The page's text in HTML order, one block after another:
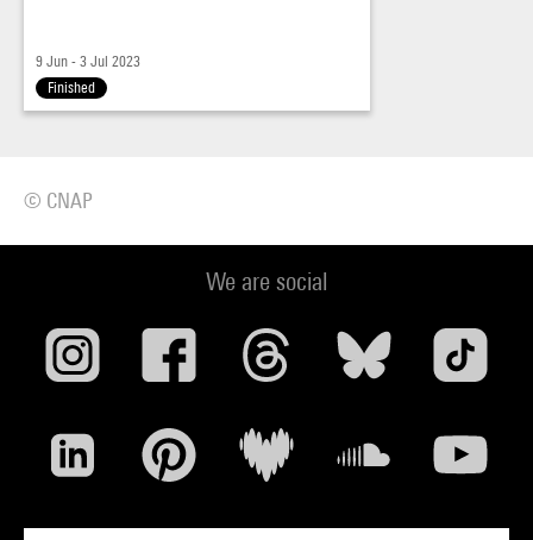
9 Jun - 3 Jul 2023
Finished
© CNAP
We are social